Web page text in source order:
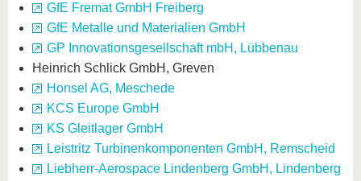
GfE Fremat GmbH Freiberg
GfE Metalle und Materialien GmbH
GP Innovationsgesellschaft mbH, Lübbenau
Heinrich Schlick GmbH, Greven
Honsel AG, Meschede
KCS Europe GmbH
KS Gleitlager GmbH
Leistritz Turbinenkomponenten GmbH, Remscheid
Liebherr-Aerospace Lindenberg GmbH, Lindenberg